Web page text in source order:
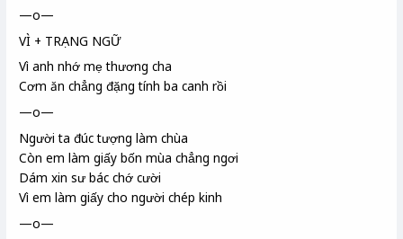
—o—
VÌ + TRẠNG NGỮ
Vì anh nhớ mẹ thương cha
Cơm ăn chẳng đặng tính ba canh rồi
—o—
Người ta đúc tượng làm chùa
Còn em làm giấy bốn mùa chẳng ngơi
Dám xin sư bác chớ cười
Vì em làm giấy cho người chép kinh
—o—